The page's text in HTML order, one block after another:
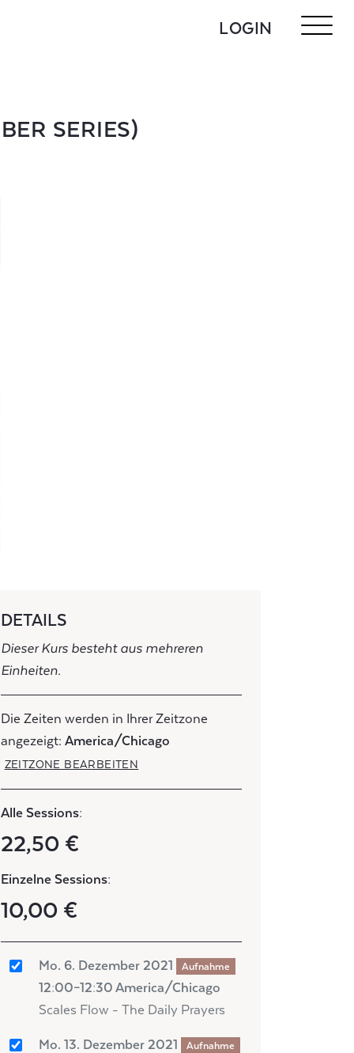
LOGIN
SERIES)
DETAILS
Dieser Kurs besteht aus mehreren
Einheiten.
Die Zeiten werden in Ihrer Zeitzone
angezeigt: America/Chicago
ZEITZONE BEARBEITEN
Alle Sessions:
22,50 €
Einzelne Sessions:
10,00 €
Mo. 6. Dezember 2021 Aufnahme
12:00–12:30 America/Chicago
Scales Flow - The Daily Prayers
Mo. 13. Dezember 2021 Aufnahme